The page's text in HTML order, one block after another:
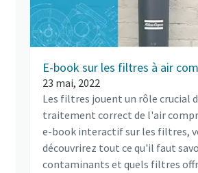
E-book sur les filtres à air
23 mai, 2022
Les filtres jouent un rôle crucial
traitement correct de l'air
e-book interactif sur les filtres,
découvrirez tout ce qu'il faut
contaminants et quels filtres